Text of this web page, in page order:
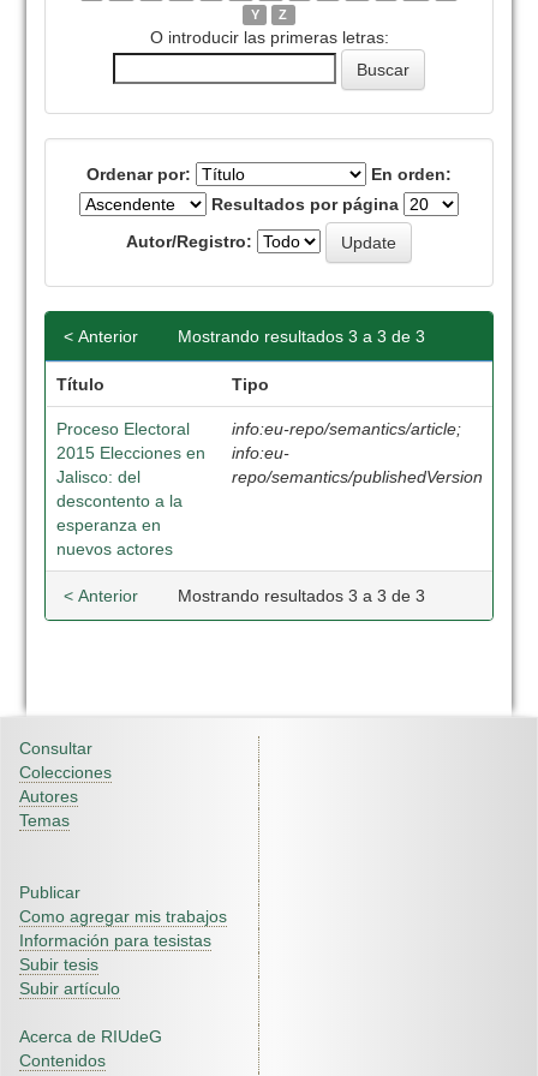
Y
Z
O introducir las primeras letras:
Ordenar por:
En orden:
Resultados por página
Autor/Registro:
Mostrando resultados 3 a 3 de 3
< Anterior
Título Tipo
Proceso Electoral
2015 Elecciones en
Jalisco: del
descontento a la
esperanza en
nuevos actores
info:eu-repo/semantics/article;
info:eu-
repo/semantics/publishedVersion
Mostrando resultados 3 a 3 de 3
< Anterior
Consultar
Colecciones
Autores
Temas
Publicar
Como agregar mis trabajos
Información para tesistas
Subir tesis
Subir artículo
Acerca de RIUdeG
Contenidos